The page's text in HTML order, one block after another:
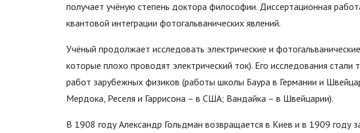
получает учёную степень доктора философии. Диссертационная
квантовой интеграции фотогальванических явлений.
Учёный продолжает исследовать электрические и
которые плохо проводят электрический ток). Его исследования
работ зарубежных физиков (работы школы Баура в Германии и
Мердока, Реселя и Гаррисона – в США; Вандайка – в Швейцарии).
В 1908 году Александр Гольдман возвращается в Киев и в 1909 году